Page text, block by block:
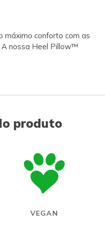
máximo conforto com as
A nossa Heel Pillow™
produto
VEGAN